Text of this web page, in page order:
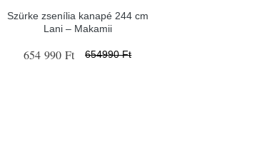
Szürke zsenília kanapé 244 cm
Lani – Makamii
654 990 Ft 654990 Ft